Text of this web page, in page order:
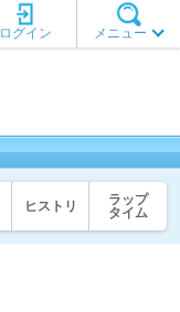
メニュー
ログイン
ヒストリ
ラップ
タイム